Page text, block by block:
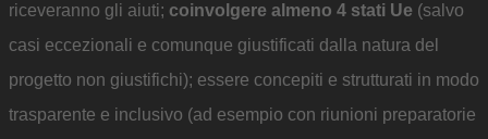
riceveranno gli aiuti; coinvolgere almeno 4 stati Ue (salvo
casi eccezionali e comunque giustificati dalla natura del
progetto non giustifichi); essere concepiti e strutturati in modo
trasparente e inclusivo (ad esempio con riunioni preparatorie